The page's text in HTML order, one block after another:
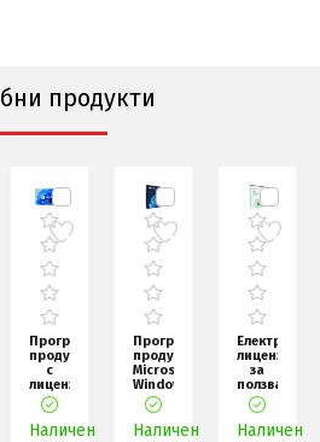
продукти
Програмен
продукт
с
лицензен
стикер
Microsoft
Wind
Наличен
Програмен
продукт
Microsoft
Windows
Pro 11
64-
bit
Наличен
Електронен
лиценз
за
ползване
на
програмен
продукт
Наличен